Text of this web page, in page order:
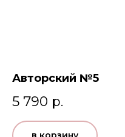
Авторский №5
5 790 р.